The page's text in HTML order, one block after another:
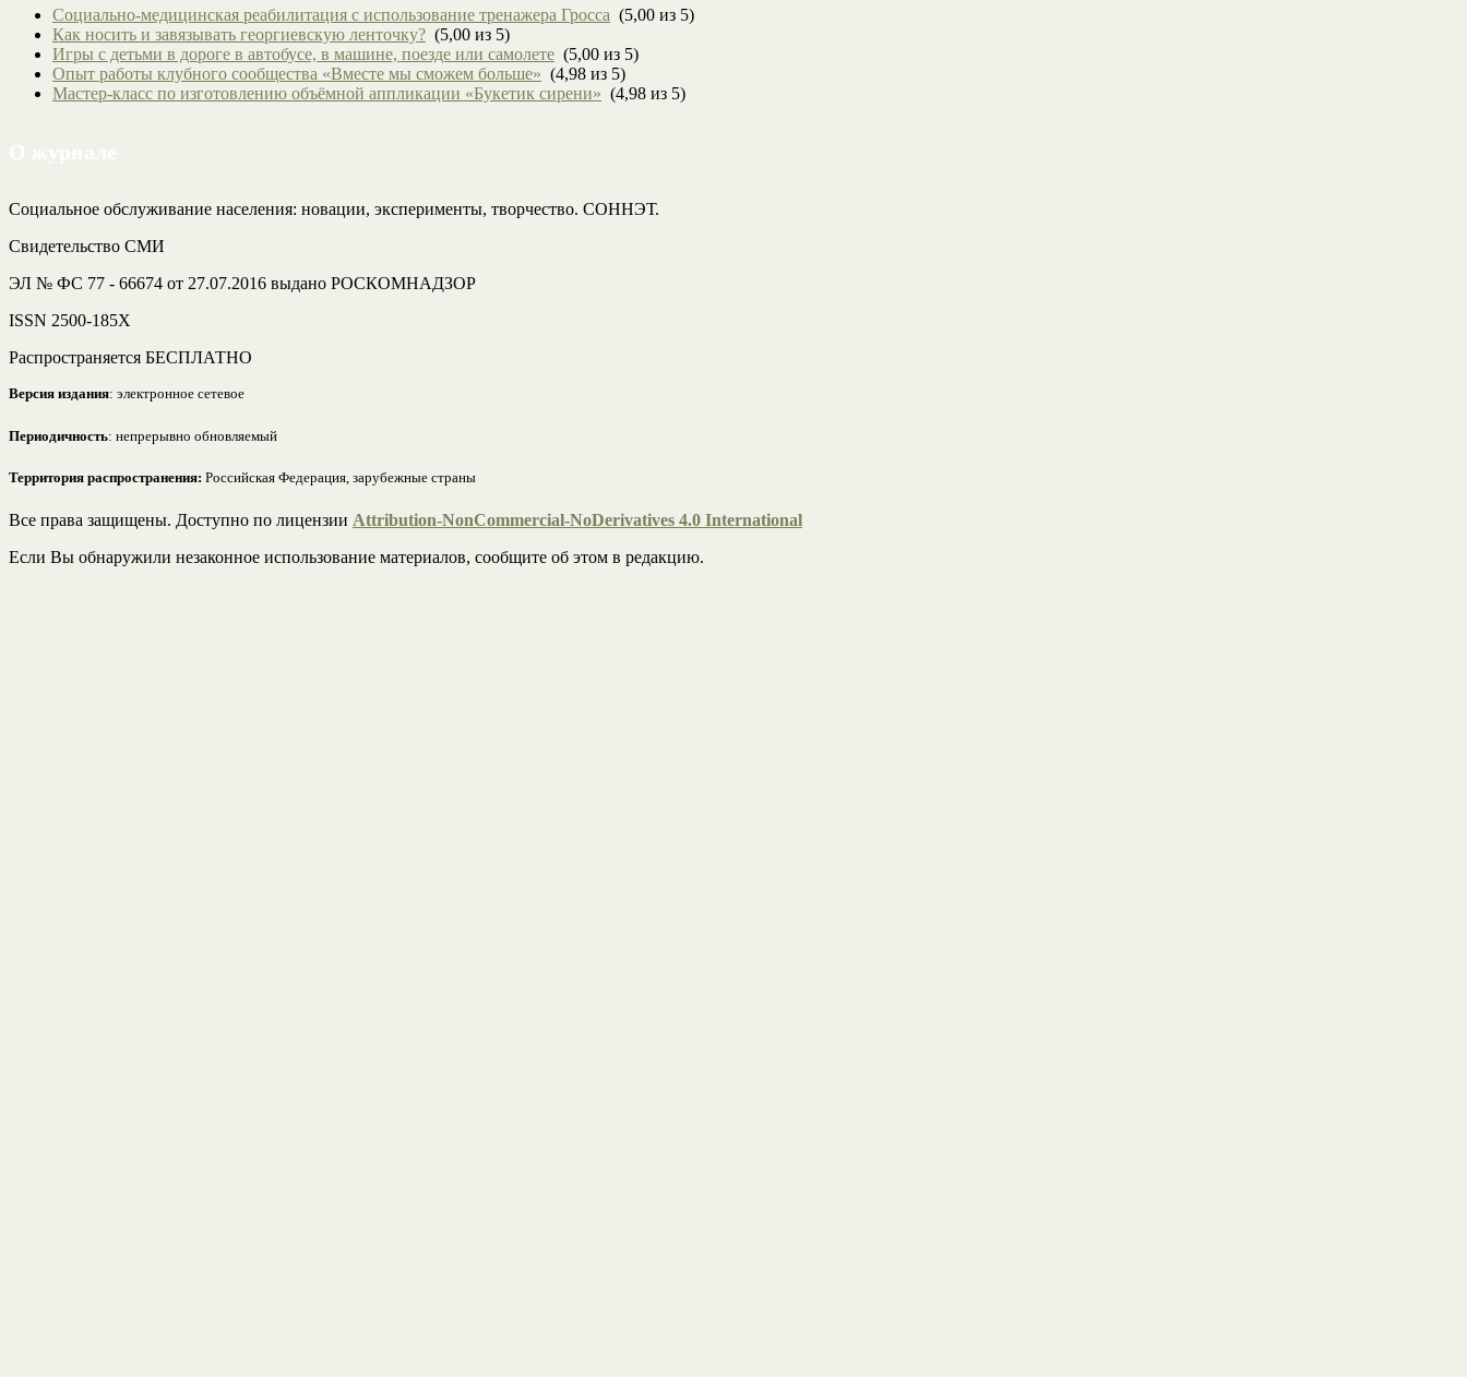
Социально-медицинская реабилитация с использование тренажера Гросса (5,00 из 5)
Как носить и завязывать георгиевскую ленточку? (5,00 из 5)
Игры с детьми в дороге в автобусе, в машине, поезде или самолете (5,00 из 5)
Опыт работы клубного сообщества «Вместе мы сможем больше» (4,98 из 5)
Мастер-класс по изготовлению объёмной аппликации «Букетик сирени» (4,98 из 5)
Социальное обслуживание населения: новации, эксперименты, творчество. СОННЭТ.
Свидетельство СМИ
ЭЛ № ФС 77 - 66674 от 27.07.2016 выдано РОСКОМНАДЗОР
ISSN 2500-185Х
Распространяется БЕСПЛАТНО
Версия издания: электронное сетевое
Периодичность: непрерывно обновляемый
Территория распространения: Российская Федерация, зарубежные страны
Все права защищены. Доступно по лицензии Attribution-NonCommercial-NoDerivatives 4.0 International
Если Вы обнаружили незаконное использование материалов, сообщите об этом в редакцию.